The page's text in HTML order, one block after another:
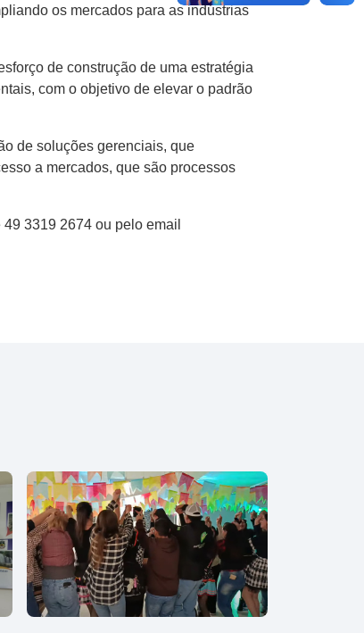
os mercados para as indústrias
de construção de uma estratégia
com o objetivo de elevar o padrão
de soluções gerenciais, que
a mercados, que são processos
3319 2674 ou pelo email